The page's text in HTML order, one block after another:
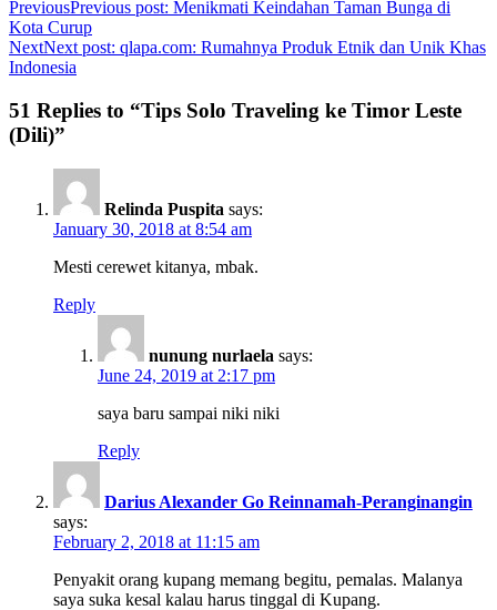
PreviousPrevious post: Menikmati Keindahan Taman Bunga di
Kota Curup
NextNext post: qlapa.com: Rumahnya Produk Etnik dan Unik Khas
Indonesia
51 Replies to “Tips Solo Traveling ke Timor Leste
(Dili)”
Relinda Puspita says:
January 30, 2018 at 8:54 am
Mesti cerewet kitanya, mbak.
Reply
nunung nurlaela says:
June 24, 2019 at 2:17 pm
saya baru sampai niki niki
Reply
Darius Alexander Go Reinnamah-Peranginangin
says:
February 2, 2018 at 11:15 am
Penyakit orang kupang memang begitu, pemalas. Malanya
saya suka kesal kalau harus tinggal di Kupang.